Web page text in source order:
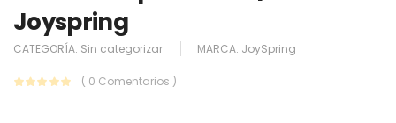
Joyspring
CATEGORÍA: Sin categorizar MARCA: JoySpring
( 0 Comentarios )